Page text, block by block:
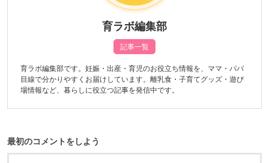
育ラボ編集部
記事一覧
育ラボ編集部です。妊娠・出産・育児のお役立ち情報を、ママ・パパ
目線で分かりやすくお届けしています。離乳食・子育てグッズ・遊び
場情報など、暮らしに役立つ記事を発信中です。
最初のコメントをしよう